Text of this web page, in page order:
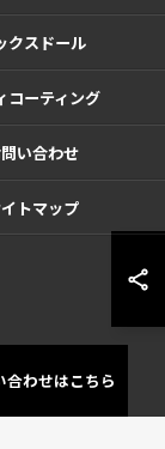
合わせはこちら
クスドール
コーティング
い合わせ
トマップ
RESERVED.